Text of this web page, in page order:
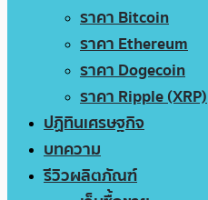
ราคา Bitcoin
ราคา Ethereum
ราคา Dogecoin
ราคา Ripple (XRP)
ปฏิทินเศรษฐกิจ
บทความ
รีวิวผลิตภัณฑ์